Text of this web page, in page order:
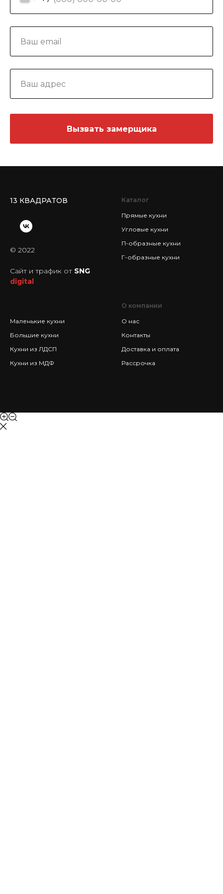
Вызвать замерщика
13 КВАДРАТОВ
© 2022
Сайт и трафик от SNG
digital
Каталог
Прямые кухни
Угловые кухни
П-образные кухни
Г-образные кухни
Маленькие кухни
Большие кухни
Кухни из ЛДСП
Кухни из МДФ
О компании
О нас
Контакты
Доставка и оплата
Рассрочка